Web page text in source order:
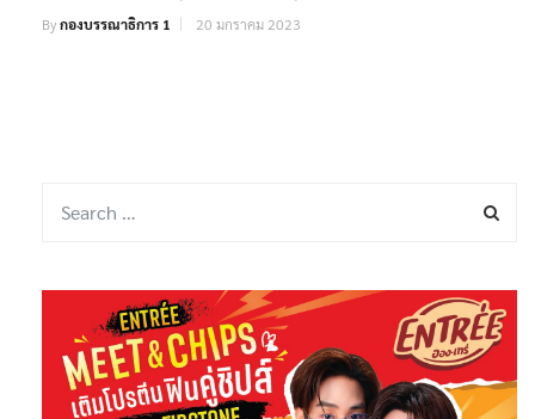
Byกองบรรณาธิการ 1 20 มกราคม 2023